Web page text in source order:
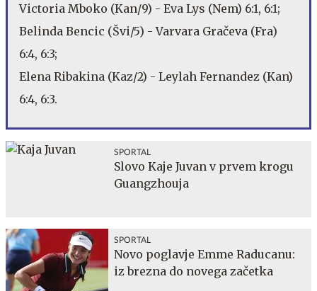
Victoria Mboko (Kan/9) - Eva Lys (Nem) 6:1, 6:1;
Belinda Bencic (Švi/5) - Varvara Gračeva (Fra)
6:4, 6:3;
Elena Ribakina (Kaz/2) - Leylah Fernandez (Kan)
6:4, 6:3.
SPORTAL
Slovo Kaje Juvan v prvem krogu
Guangzhouja
SPORTAL
Novo poglavje Emme Raducanu:
iz brezna do novega začetka